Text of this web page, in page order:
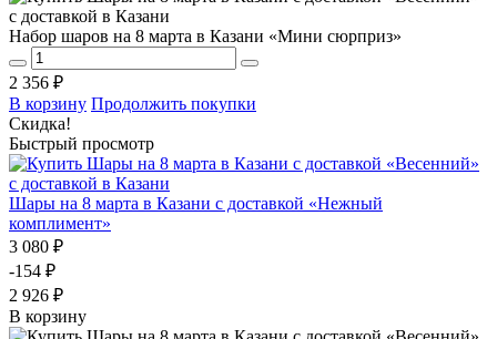
Набор шаров на 8 марта в Казани «Мини сюрприз»
2 356 ₽
В корзину Продолжить покупки
Скидка!
Быстрый просмотр
Шары на 8 марта в Казани с доставкой «Нежный
комплимент»
3 080 ₽
-154 ₽
2 926 ₽
В корзину